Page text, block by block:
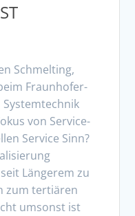
Schmelting,
Fraunhofer-
von Service-
Service Sinn?
Längerem zu
zum tertiären
umsonst ist